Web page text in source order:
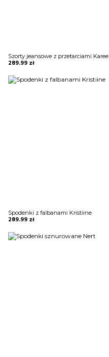
Szorty jeansowe z przetarciami Karee
289.99 zł
Spodenki z falbanami Kristiine
289.99 zł